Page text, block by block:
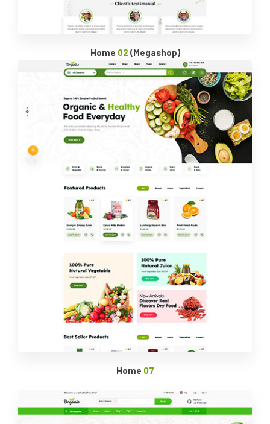
Home 02 (Megashop)
Home 07